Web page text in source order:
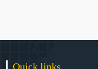
Quick links